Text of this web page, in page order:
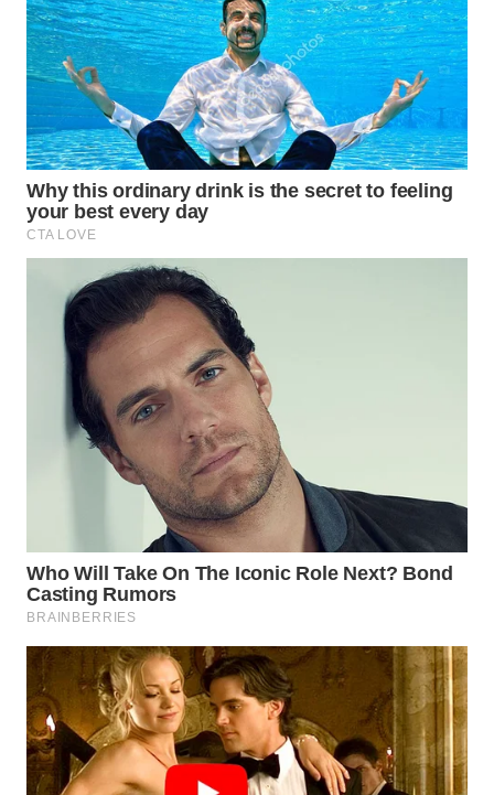
TEBING
TINGGI
WN
PAKPAK
KARAWANG
WN
BEKASI
WN
BOGOR
WN
DEPOK
UTARA
WN
WN
PADANG
LAWAS